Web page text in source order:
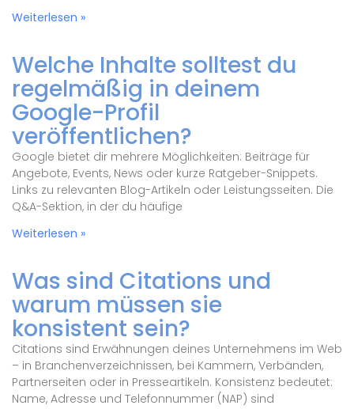
Weiterlesen »
Welche Inhalte solltest du
regelmäßig in deinem
Google-Profil
veröffentlichen?
Google bietet dir mehrere Möglichkeiten: Beiträge für
Angebote, Events, News oder kurze Ratgeber-Snippets.
Links zu relevanten Blog-Artikeln oder Leistungsseiten. Die
Q&A-Sektion, in der du häufige
Weiterlesen »
Was sind Citations und
warum müssen sie
konsistent sein?
Citations sind Erwähnungen deines Unternehmens im Web
– in Branchenverzeichnissen, bei Kammern, Verbänden,
Partnerseiten oder in Presseartikeln. Konsistenz bedeutet:
Name, Adresse und Telefonnummer (NAP) sind